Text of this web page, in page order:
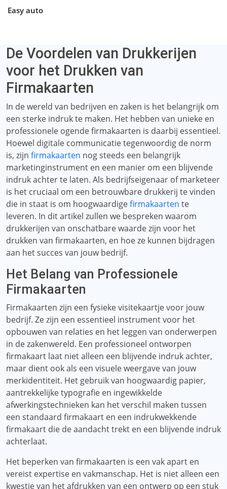
Easy auto
De Voordelen van Drukkerijen
voor het Drukken van
Firmakaarten
In de wereld van bedrijven en zaken is het belangrijk om
een ​​sterke indruk te maken. Het hebben van unieke en
professionele ogende firmakaarten is daarbij essentieel.
Hoewel digitale communicatie tegenwoordig de norm
is, zijn firmakaarten nog steeds een belangrijk
marketinginstrument en een manier om een ​​blijvende
indruk achter te laten. Als bedrijfseigenaar of marketeer
is het cruciaal om een ​​betrouwbare drukkerij te vinden
die in staat is om hoogwaardigefirmakaarten te
leveren. In dit artikel zullen we bespreken waarom
drukkerijen van onschatbare waarde zijn voor het
drukken van firmakaarten, en hoe ze kunnen bijdragen
aan het succes van jouw bedrijf.
Het Belang van Professionele
Firmakaarten
Firmakaarten zijn een fysieke visitekaartje voor jouw
bedrijf. Ze zijn een essentieel instrument voor het
opbouwen van relaties en het leggen van onderwerpen
in de zakenwereld. Een professioneel ontworpen
firmakaart laat niet alleen een blijvende indruk achter,
maar dient ook als een visuele weergave van jouw
merkidentiteit. Het gebruik van hoogwaardig papier,
aantrekkelijke typografie en ingewikkelde
afwerkingstechnieken kan het verschil maken tussen
een standaard firmakaart en een indrukwekkende
firmakaart die de aandacht trekt en een blijvende indruk
achterlaat.
Het beperken van firmakaarten is een vak apart en
vereist expertise en vakmanschap. Het is niet alleen een
kwestie van het afdrukken van een ontwerp op een stuk